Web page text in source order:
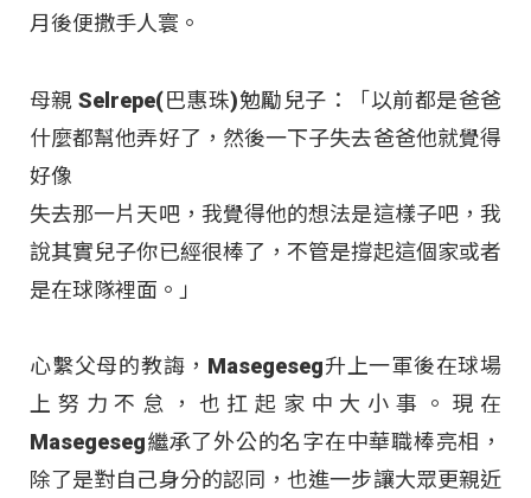
月後便撒手人寰。
母親 Selrepe(巴惠珠)勉勵兒子：「以前都是爸爸
什麼都幫他弄好了，然後一下子失去爸爸他就覺得
好像
失去那一片天吧，我覺得他的想法是這樣子吧，我
說其實兒子你已經很棒了，不管是撐起這個家或者
是在球隊裡面。」
心繫父母的教誨，Masegeseg升上一軍後在球場
上努力不怠，也扛起家中大小事。現在
Masegeseg繼承了外公的名字在中華職棒亮相，
除了是對自己身分的認同，也進一步讓大眾更親近